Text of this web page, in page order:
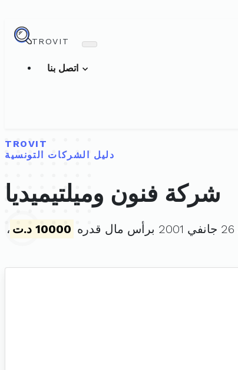
TROVIT
TROVIT
دليل الشركات التونسية
شركة فنون وميلتيميديا
10000 د.ت
،